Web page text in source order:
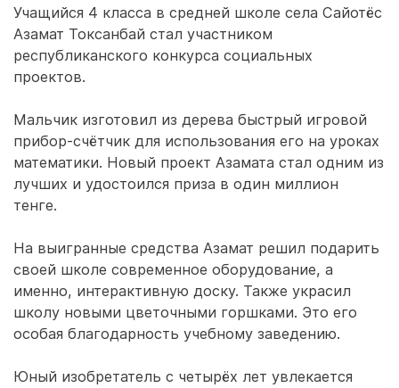
Учащийся 4 класса в средней школе села Сайотёс
Азамат Токсанбай стал участником
республиканского конкурса социальных
проектов.
Мальчик изготовил из дерева быстрый игровой
прибор-счётчик для использования его на уроках
математики. Новый проект Азамата стал одним из
лучших и удостоился приза в один миллион
тенге.
На выигранные средства Азамат решил подарить
своей школе современное оборудование, а
именно, интерактивную доску. Также украсил
школу новыми цветочными горшками. Это его
особая благодарность учебному заведению.
Юный изобретатель с четырёх лет увлекается